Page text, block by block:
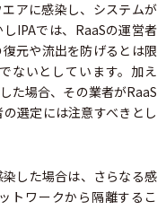
アに感染し、システムが
IPAでは、RaaSの運営者
元や流出を防げるとは限
ないとしています。加え
た場合、その業者がRaaS
選定には注意すべきとし
した場合は、さらなる感
トワークから隔離するこ